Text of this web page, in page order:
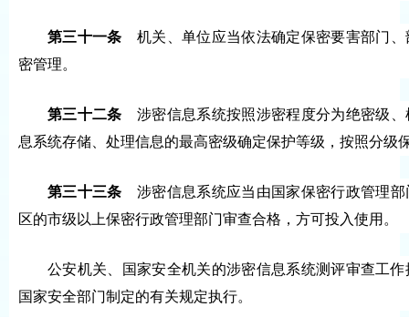
第三十一条 机关、单位应当依法确定保密要害部门
密管理。
第三十二条 涉密信息系统按照涉密程度分为绝密级
息系统存储、处理信息的最高密级确定保护等级，按照分级
第三十三条 涉密信息系统应当由国家保密行政管理
区的市级以上保密行政管理部门审查合格，方可投入使用。
公安机关、国家安全机关的涉密信息系统测评审查工
国家安全部门制定的有关规定执行。